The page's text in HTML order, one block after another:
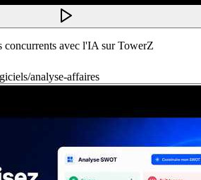
concurrents avec l'IA sur TowerZ
analyse-affaires